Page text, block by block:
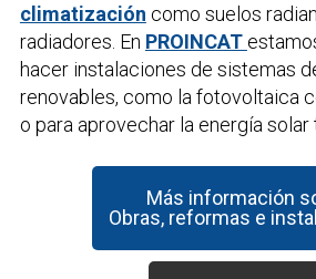
climatización como suelos
radiadores. En PROINCAT
hacer instalaciones de sistemas
renovables, como la fotovoltaica
o para aprovechar la energía solar
Más información
Obras, reformas e